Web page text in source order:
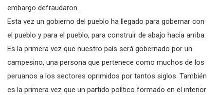
embargo defraudaron.
Esta vez un gobierno del pueblo ha llegado para gobernar con
el pueblo y para el pueblo, para construir de abajo hacia arriba.
Es la primera vez que nuestro país será gobernado por un
campesino, una persona que pertenece como muchos de los
peruanos a los sectores oprimidos por tantos siglos. También
es la primera vez que un partido político formado en el interior